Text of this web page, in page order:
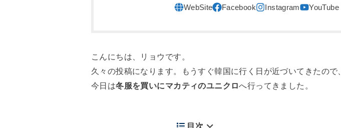
こんにちは、リョウです。
久々の投稿になります。もうすぐ韓国に行く日が近づいてきたので、
今日は冬服を買いにマカティのユニクロへ行ってきました。
目次